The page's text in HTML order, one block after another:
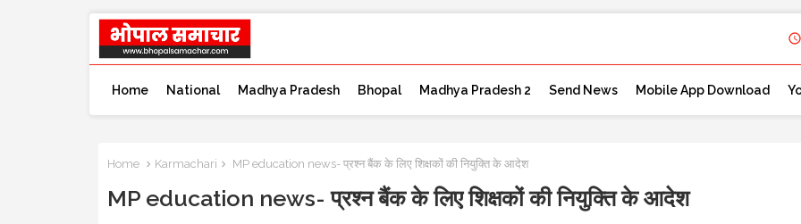
Home National Madhya Pradesh Bhopal Madhya Pradesh 2 Send News Mobile App Download
Home Karmachari MP education news- प्रश्न बैंक के लिए शिक्षकों की नियुक्ति के आदेश
MP education news- प्रश्न बैंक के लिए शिक्षकों की नियुक्ति के आदेश